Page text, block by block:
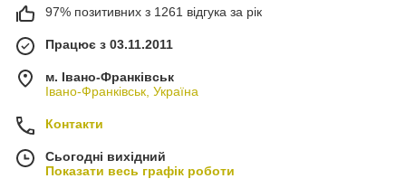
97% позитивних з 1261 відгука за рік
Працює з 03.11.2011
м. Івано-Франківськ
Івано-Франківськ, Україна
Контакти
Сьогодні вихідний
Показати весь графік роботи